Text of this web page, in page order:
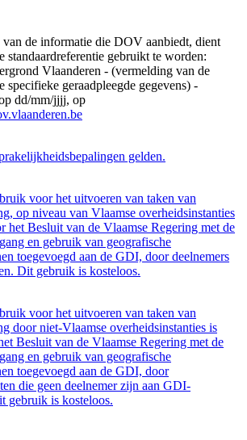
de informatie die DOV aanbiedt, dient
standaardreferentie gebruikt te worden:
Vlaanderen - (vermelding van de
specifieke geraadpleegde gegevens) -
dd/mm/jjjj, op
gelden.
voor het uitvoeren van taken van
op niveau van Vlaamse overheidsinstanties
het Besluit van de Vlaamse Regering met de
en gebruik van geografische
toegevoegd aan de GDI, door deelnemers
Dit gebruik is kosteloos.
voor het uitvoeren van taken van
door niet-Vlaamse overheidsinstanties is
Besluit van de Vlaamse Regering met de
en gebruik van geografische
toegevoegd aan de GDI, door
die geen deelnemer zijn aan GDI-
gebruik is kosteloos.